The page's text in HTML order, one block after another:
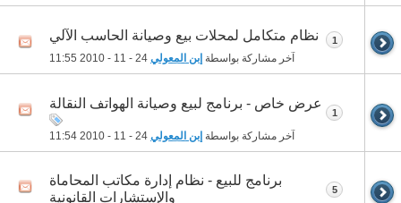
نظام متكامل لمحلات بيع وصيانة الحاسب الآلي
آخر مشاركة بواسطة إبن المعولي 11:55
1
عرض خاص - برنامج لبيع وصيانة الهواتف النقالة
آخر مشاركة بواسطة إبن المعولي 11:54
1
برنامج للبيع - نظام إدارة مكاتب المحاماة
والإستشارات القانونية
5